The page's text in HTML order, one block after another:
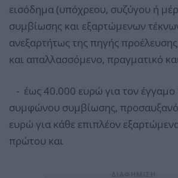
εισόδημα (υπόχρεου, συζύγου ή
συμβίωσης και εξαρτώμενων
ανεξαρτήτως της πηγής
και απαλλασσόμενο, πραγματικό
- έως 40.000 ευρώ για τον έγγαμο
συμφώνου συμβίωσης,
ευρώ για κάθε επιπλέον
πρώτου και